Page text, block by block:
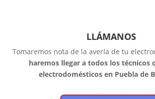
LLÁMANOS
Tomaremos nota de la avería de tu
haremos llegar a todos los técnicos
electrodomésticos en Puebla de